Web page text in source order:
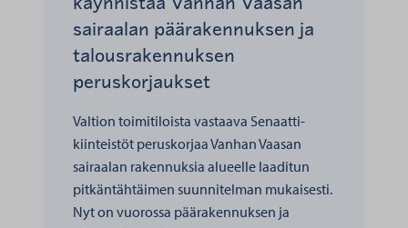
sairaalan päärakennuksen ja
talousrakennuksen
peruskorjaukset
Valtion toimitiloista vastaava Senaatti-
kiinteistöt peruskorjaa Vanhan Vaasan
sairaalan rakennuksia alueelle laaditun
pitkäntähtäimen suunnitelman mukaisesti.
Nyt on vuorossa päärakennuksen ja